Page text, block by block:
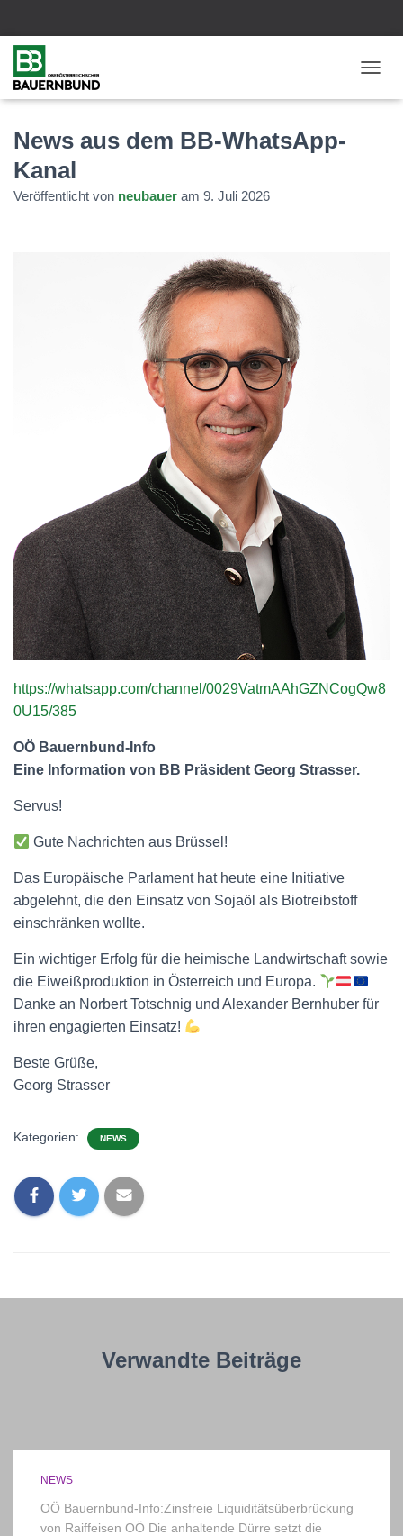
A
News aus dem BB-WhatsApp-
Kanal
Veröffentlicht von neubauer am 9. Juli 2026
https://whatsapp.com/channel/0029VatmAAhGZNCogQw8
0U15/385
OÖ Bauernbund-Info
Eine Information von BB Präsident Georg Strasser.
Servus!
Gute Nachrichten aus Brüssel!
Das Europäische Parlament hat heute eine Initiative
abgelehnt, die den Einsatz von Sojaöl als Biotreibstoff
einschränken wollte.
Ein wichtiger Erfolg für die heimische Landwirtschaft sowie
die Eiweißproduktion in Österreich und Europa.
Danke an Norbert Totschnig und Alexander Bernhuber für
ihren engagierten Einsatz!
Beste Grüße,
Georg Strasser
Kategorien: NEWS
Verwandte Beiträge
NEWS
OÖ Bauernbund-Info:Zinsfreie Liquiditätsüberbrückung
von Raiffeisen OÖ Die anhaltende Dürre setzt die